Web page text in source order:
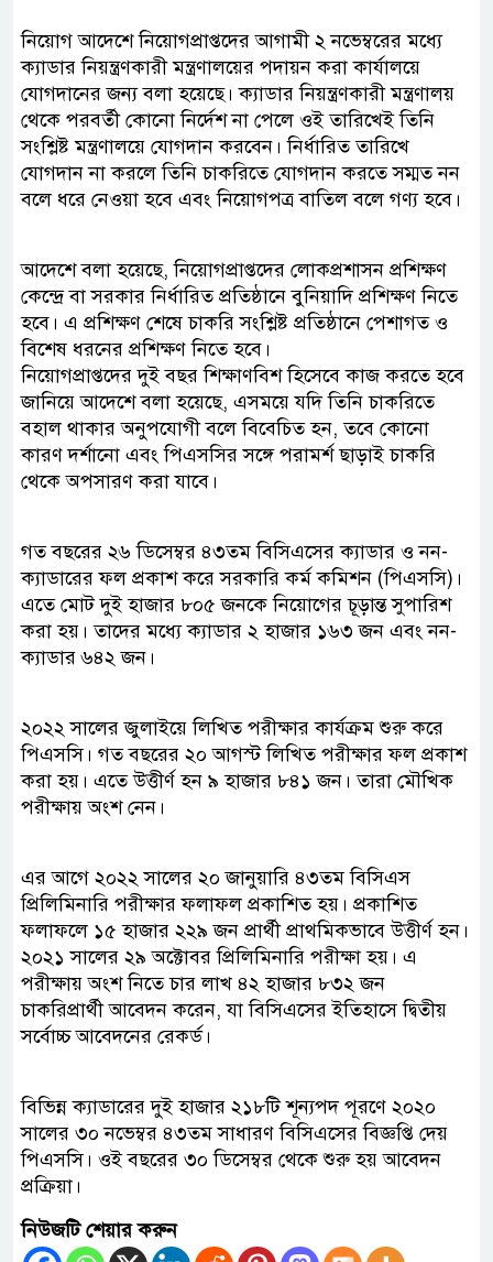
নিয়োগ আদেশে নিয়োগপ্রাপ্তদের আগামী ২ নভেম্বরের মধ্যে
ক্যাডার নিয়ন্ত্রণকারী মন্ত্রণালয়ের পদায়ন করা কার্যালয়ে
যোগদানের জন্য বলা হয়েছে। ক্যাডার নিয়ন্ত্রণকারী মন্ত্রণালয়
থেকে পরবর্তী কোনো নির্দেশ না পেলে ওই তারিখেই তিনি
সংশ্লিষ্ট মন্ত্রণালয়ে যোগদান করবেন। নির্ধারিত তারিখে
যোগদান না করলে তিনি চাকরিতে যোগদান করতে সম্মত নন
বলে ধরে নেওয়া হবে এবং নিয়োগপত্র বাতিল বলে গণ্য হবে।
আদেশে বলা হয়েছে, নিয়োগপ্রাপ্তদের লোকপ্রশাসন প্রশিক্ষণ
কেন্দ্রে বা সরকার নির্ধারিত প্রতিষ্ঠানে বুনিয়াদি প্রশিক্ষণ নিতে
হবে। এ প্রশিক্ষণ শেষে চাকরি সংশ্লিষ্ট প্রতিষ্ঠানে পেশাগত ও
বিশেষ ধরনের প্রশিক্ষণ নিতে হবে।
নিয়োগপ্রাপ্তদের দুই বছর শিক্ষাণবিশ হিসেবে কাজ করতে হবে
জানিয়ে আদেশে বলা হয়েছে, এসময়ে যদি তিনি চাকরিতে
বহাল থাকার অনুপযোগী বলে বিবেচিত হন, তবে কোনো
কারণ দর্শানো এবং পিএসসির সঙ্গে পরামর্শ ছাড়াই চাকরি
থেকে অপসারণ করা যাবে।
গত বছরের ২৬ ডিসেম্বর ৪৩তম বিসিএসের ক্যাডার ও নন-
ক্যাডারের ফল প্রকাশ করে সরকারি কর্ম কমিশন (পিএসসি)।
এতে মোট দুই হাজার ৮০৫ জনকে নিয়োগের চূড়ান্ত সুপারিশ
করা হয়। তাদের মধ্যে ক্যাডার ২ হাজার ১৬৩ জন এবং নন-
ক্যাডার ৬৪২ জন।
২০২২ সালের জুলাইয়ে লিখিত পরীক্ষার কার্যক্রম শুরু করে
পিএসসি। গত বছরের ২০ আগস্ট লিখিত পরীক্ষার ফল প্রকাশ
করা হয়। এতে উত্তীর্ণ হন ৯ হাজার ৮৪১ জন। তারা মৌখিক
পরীক্ষায় অংশ নেন।
এর আগে ২০২২ সালের ২০ জানুয়ারি ৪৩তম বিসিএস
প্রিলিমিনারি পরীক্ষার ফলাফল প্রকাশিত হয়। প্রকাশিত
ফলাফলে ১৫ হাজার ২২৯ জন প্রার্থী প্রাথমিকভাবে উত্তীর্ণ হন।
২০২১ সালের ২৯ অক্টোবর প্রিলিমিনারি পরীক্ষা হয়। এ
পরীক্ষায় অংশ নিতে চার লাখ ৪২ হাজার ৮৩২ জন
চাকরিপ্রার্থী আবেদন করেন, যা বিসিএসের ইতিহাসে দ্বিতীয়
সর্বোচ্চ আবেদনের রেকর্ড।
বিভিন্ন ক্যাডারের দুই হাজার ২১৮টি শূন্যপদ পূরণে ২০২০
সালের ৩০ নভেম্বর ৪৩তম সাধারণ বিসিএসের বিজ্ঞপ্তি দেয়
পিএসসি। ওই বছরের ৩০ ডিসেম্বর থেকে শুরু হয় আবেদন
প্রক্রিয়া।
নিউজটি শেয়ার করুন